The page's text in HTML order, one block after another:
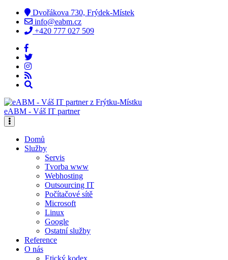
Dvořákova 730, Frýdek-Místek
info@eabm.cz
+420 777 027 509
eABM - Váš IT partner
Domů
Služby
Servis
Tvorba www
Webhosting
Outsourcing IT
Počítačové sítě
Microsoft
Linux
Google
Ostatní služby
Reference
O nás
Etický kodex